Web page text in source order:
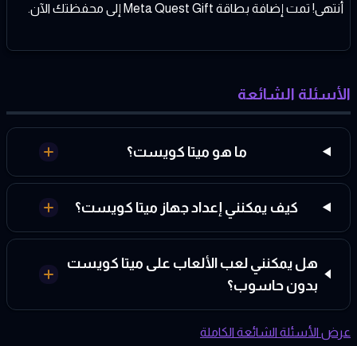
أنتهى! تمت إضافة بطاقة Meta Quest Gift إلى محفظتك الآن.
الأسئلة الشائعة
ما هو ميتا كويست؟
كيف يمكنني إعداد جهاز ميتا كويست؟
هل يمكنني لعب الألعاب على ميتا كويست
بدون حاسوب؟
عرض الأسئلة الشائعة الكاملة